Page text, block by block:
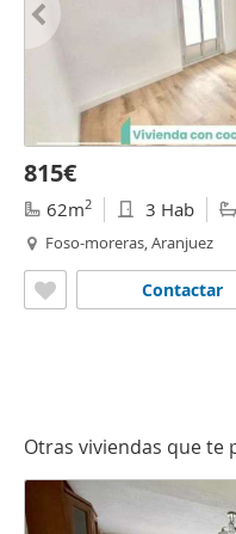
815€
62m2 3 Hab
Foso-moreras, Aranjuez
Contactar
Otras viviendas que te